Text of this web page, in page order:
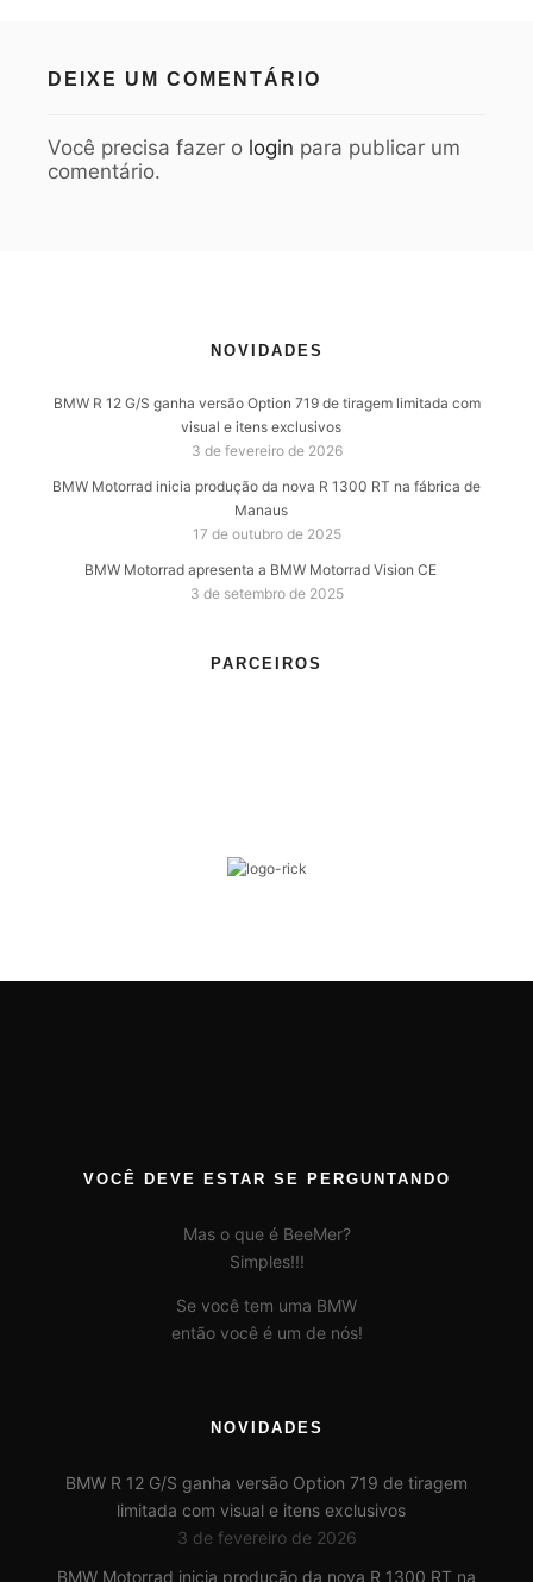
DEIXE UM COMENTÁRIO
Você precisa fazer o login para publicar um
comentário.
NOVIDADES
BMW R 12 G/S ganha versão Option 719 de tiragem limitada com
visual e itens exclusivos
3 de fevereiro de 2026
BMW Motorrad inicia produção da nova R 1300 RT na fábrica de
Manaus
17 de outubro de 2025
BMW Motorrad apresenta a BMW Motorrad Vision CE
3 de setembro de 2025
PARCEIROS
VOCÊ DEVE ESTAR SE PERGUNTANDO
Mas o que é BeeMer?
Simples!!!
Se você tem uma BMW
então você é um de nós!
NOVIDADES
BMW R 12 G/S ganha versão Option 719 de tiragem
limitada com visual e itens exclusivos
3 de fevereiro de 2026
BMW Motorrad inicia produção da nova R 1300 RT na